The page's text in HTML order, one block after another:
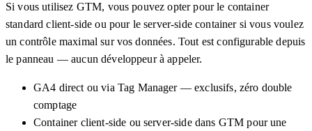
Si vous utilisez GTM, vous pouvez opter pour le container
standard client-side ou pour le server-side container si vous voulez
un contrôle maximal sur vos données. Tout est configurable depuis
le panneau — aucun développeur à appeler.
GA4 direct ou via Tag Manager — exclusifs, zéro double
comptage
Container client-side ou server-side dans GTM pour une